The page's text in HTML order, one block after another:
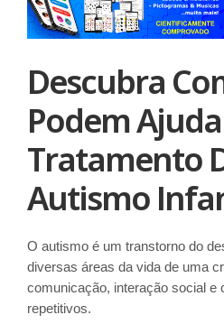
Descubra
Podem
Tratamento
Autismo
O autismo é um transtorno do
diversas áreas da vida de uma
comunicação, interação social e
repetitivos.